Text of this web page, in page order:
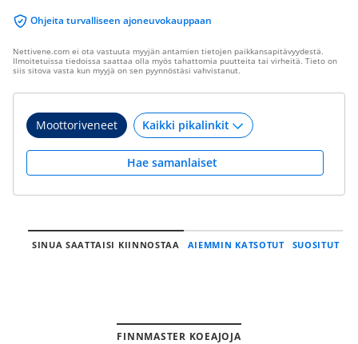
Ohjeita turvalliseen ajoneuvokauppaan
Nettivene.com ei ota vastuuta myyjän antamien tietojen paikkansapitävyydestä.
Ilmoitetuissa tiedoissa saattaa olla myös tahattomia puutteita tai virheitä. Tieto on
siis sitova vasta kun myyjä on sen pyynnöstäsi vahvistanut.
Moottoriveneet
Hae samanlaiset
SINUA SAATTAISI KIINNOSTAA AIEMMIN KATSOTUT SUOSITUT
FINNMASTER KOEAJOJA